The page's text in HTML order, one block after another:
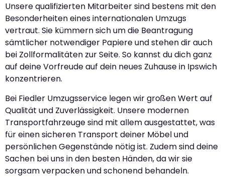
Unsere qualifizierten Mitarbeiter sind bestens mit den
Besonderheiten eines internationalen Umzugs
vertraut. Sie kümmern sich um die Beantragung
sämtlicher notwendiger Papiere und stehen dir auch
bei Zollformalitäten zur Seite. So kannst du dich ganz
auf deine Vorfreude auf dein neues Zuhause in Ipswich
konzentrieren.
Bei Fiedler Umzugsservice legen wir großen Wert auf
Qualität und Zuverlässigkeit. Unsere modernen
Transportfahrzeuge sind mit allem ausgestattet, was
für einen sicheren Transport deiner Möbel und
persönlichen Gegenstände nötig ist. Zudem sind deine
Sachen bei uns in den besten Händen, da wir sie
sorgsam verpacken und schonend behandeln.